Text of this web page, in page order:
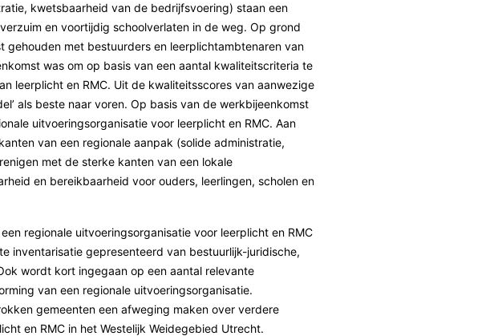
kwetsbaarheid van de bedrijfsvoering) staan een
en voortijdig schoolverlaten in de weg. Op grond
met bestuurders en leerplichtambtenaren van
was om op basis van een aantal kwaliteitscriteria te
leerplicht en RMC. Uit de kwaliteitsscores van aanwezige
als beste naar voren. Op basis van de werkbijeenkomst
uitvoeringsorganisatie voor leerplicht en RMC. Aan
van een regionale aanpak (solide administratie,
met de sterke kanten van een lokale
en bereikbaarheid voor ouders, leerlingen, scholen en
regionale uitvoeringsorganisatie voor leerplicht en RMC
inventarisatie gepresenteerd van bestuurlijk-juridische,
wordt kort ingegaan op een aantal relevante
van een regionale uitvoeringsorganisatie.
gemeenten een afweging maken over verdere
en RMC in het Westelijk Weidegebied Utrecht.